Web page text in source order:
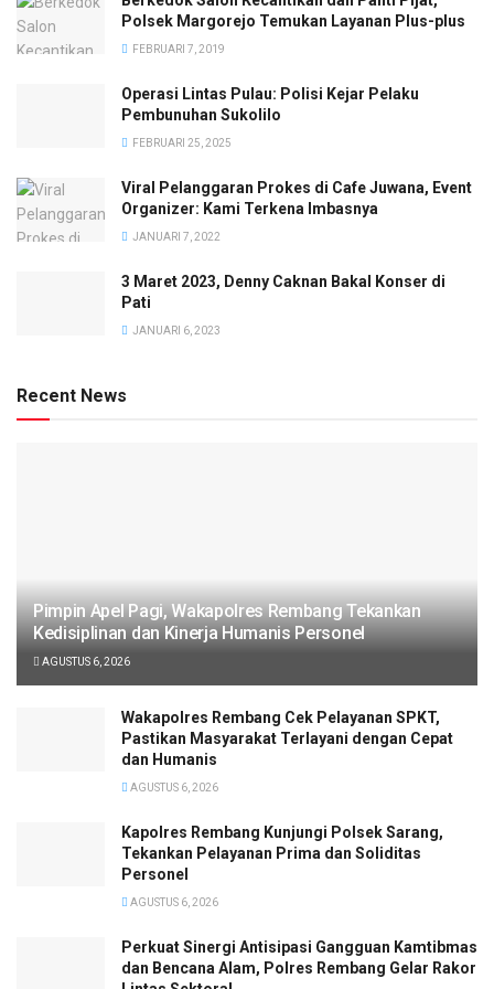
Polsek Margorejo Temukan Layanan Plus-plus
FEBRUARI 7, 2019
Operasi Lintas Pulau: Polisi Kejar Pelaku
Pembunuhan Sukolilo
FEBRUARI 25, 2025
Viral Pelanggaran Prokes di Cafe Juwana, Event
Organizer: Kami Terkena Imbasnya
JANUARI 7, 2022
3 Maret 2023, Denny Caknan Bakal Konser di
Pati
JANUARI 6, 2023
Recent News
Pimpin Apel Pagi, Wakapolres Rembang Tekankan
Kedisiplinan dan Kinerja Humanis Personel
AGUSTUS 6, 2026
Wakapolres Rembang Cek Pelayanan SPKT,
Pastikan Masyarakat Terlayani dengan Cepat
dan Humanis
AGUSTUS 6, 2026
Kapolres Rembang Kunjungi Polsek Sarang,
Tekankan Pelayanan Prima dan Soliditas
Personel
AGUSTUS 6, 2026
Perkuat Sinergi Antisipasi Gangguan Kamtibmas
dan Bencana Alam, Polres Rembang Gelar Rakor